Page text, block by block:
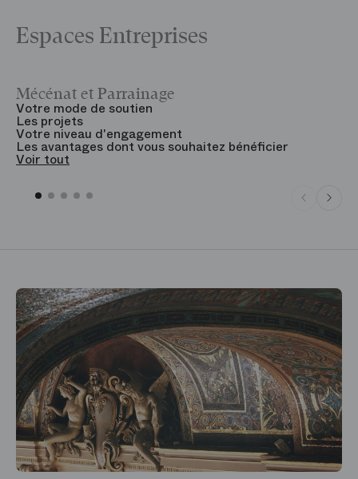
Espaces Entreprises
Mécénat et Parrainage
Votre mode de soutien
Les projets
Votre niveau d'engagement
Les avantages dont vous souhaitez bénéficier
Voir tout